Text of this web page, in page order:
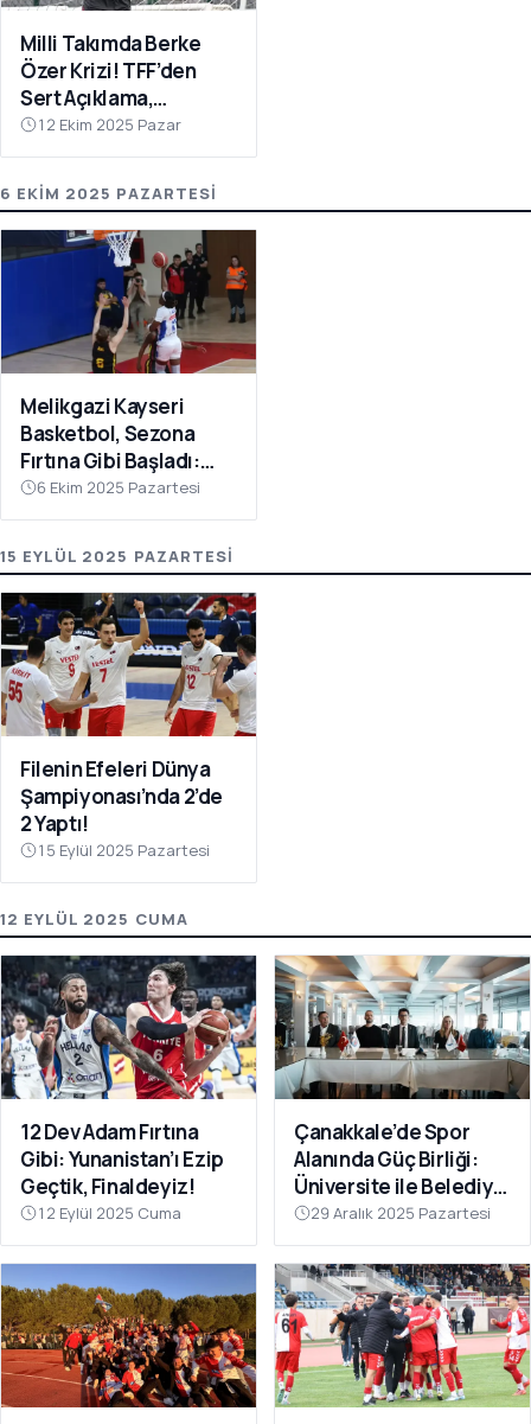
Milli Takımda Berke
Özer Krizi! TFF’den
Sert Açıklama,
Kaleciden Yanıt
Gecikmedi
12 Ekim 2025 Pazar
6 EKIM 2025 PAZARTESI
Melikgazi Kayseri
Basketbol, Sezona
Fırtına Gibi Başladı:
Dardanel Çanakkale’yi
Farklı Geçti
6 Ekim 2025 Pazartesi
15 EYLÜL 2025 PAZARTESI
Filenin Efeleri Dünya
Şampiyonası’nda 2’de
2 Yaptı!
15 Eylül 2025 Pazartesi
12 EYLÜL 2025 CUMA
12 Dev Adam Fırtına
Gibi: Yunanistan’ı Ezip
Geçtik, Finaldeyiz!
12 Eylül 2025 Cuma
Çanakkale’de Spor
Alanında Güç Birliği:
Üniversite ile Belediye
Kulüpleri İş Birliği Yaptı
29 Aralık 2025 Pazartesi